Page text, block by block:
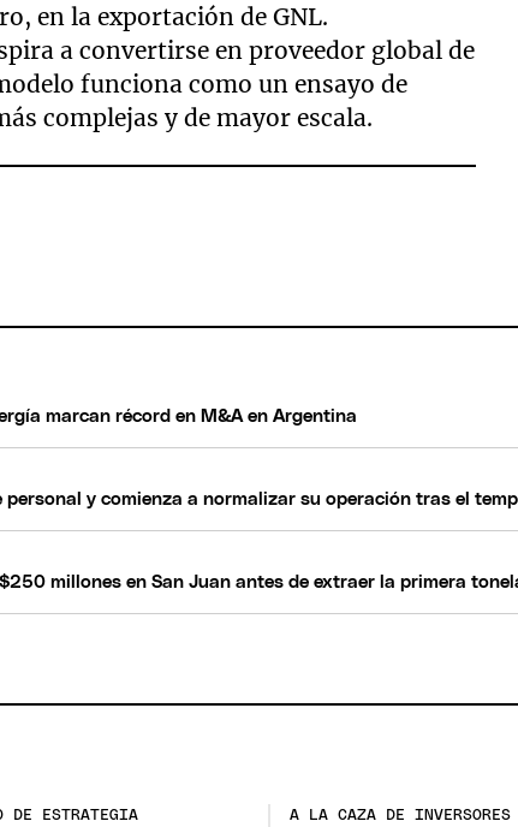
en la exportación de GNL.
a convertirse en proveedor global de
funciona como un ensayo de
complejas y de mayor escala.
marcan récord en M&A en Argentina
y comienza a normalizar su operación tras el
millones en San Juan antes de extraer la primera
DE ESTRATEGIA A LA CAZA DE INVERSORES